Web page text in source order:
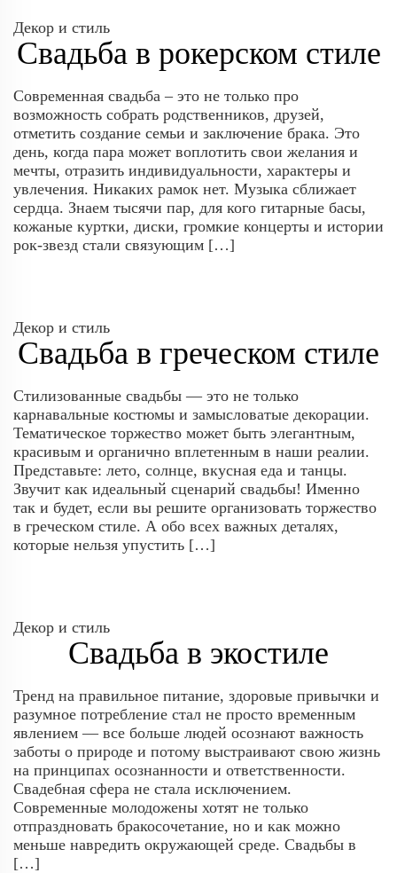
Декор и стиль
Cвадьба в рокерском стиле
Современная свадьба – это не только про
возможность собрать родственников, друзей,
отметить создание семьи и заключение брака. Это
день, когда пара может воплотить свои желания и
мечты, отразить индивидуальности, характеры и
увлечения. Никаких рамок нет. Музыка сближает
сердца. Знаем тысячи пар, для кого гитарные басы,
кожаные куртки, диски, громкие концерты и истории
рок-звезд стали связующим […]
Декор и стиль
Свадьба в греческом стиле
Стилизованные свадьбы — это не только
карнавальные костюмы и замысловатые декорации.
Тематическое торжество может быть элегантным,
красивым и органично вплетенным в наши реалии.
Представьте: лето, солнце, вкусная еда и танцы.
Звучит как идеальный сценарий свадьбы! Именно
так и будет, если вы решите организовать торжество
в греческом стиле. А обо всех важных деталях,
которые нельзя упустить […]
Декор и стиль
Свадьба в экостиле
Тренд на правильное питание, здоровые привычки и
разумное потребление стал не просто временным
явлением — все больше людей осознают важность
заботы о природе и потому выстраивают свою жизнь
на принципах осознанности и ответственности.
Свадебная сфера не стала исключением.
Современные молодожены хотят не только
отпраздновать бракосочетание, но и как можно
меньше навредить окружающей среде. Свадьбы в
[…]